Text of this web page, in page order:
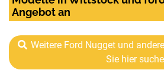
Angebot an
Weitere Ford Nugget und
Sie hier